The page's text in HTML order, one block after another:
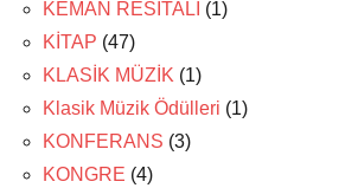
KEMAN RESİTALİ (1)
KİTAP (47)
KLASİK MÜZİK (1)
Klasik Müzik Ödülleri (1)
KONFERANS (3)
KONGRE (4)